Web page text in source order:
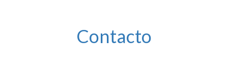
Contacto